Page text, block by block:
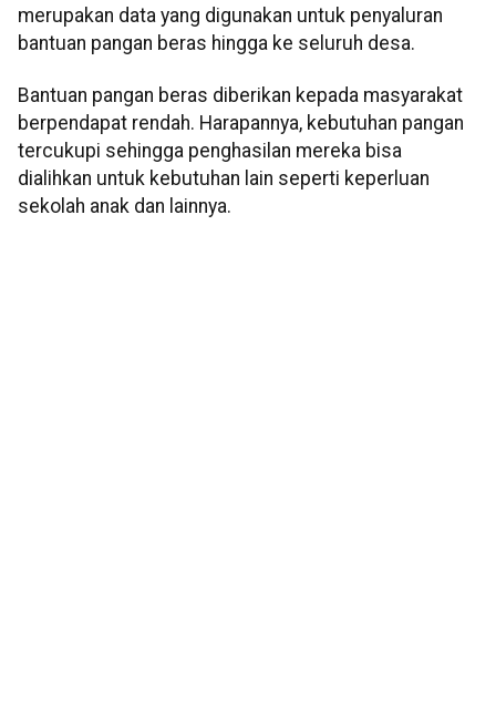
merupakan data yang digunakan untuk penyaluran
bantuan pangan beras hingga ke seluruh desa.
Bantuan pangan beras diberikan kepada masyarakat
berpendapat rendah. Harapannya, kebutuhan pangan
tercukupi sehingga penghasilan mereka bisa
dialihkan untuk kebutuhan lain seperti keperluan
sekolah anak dan lainnya.